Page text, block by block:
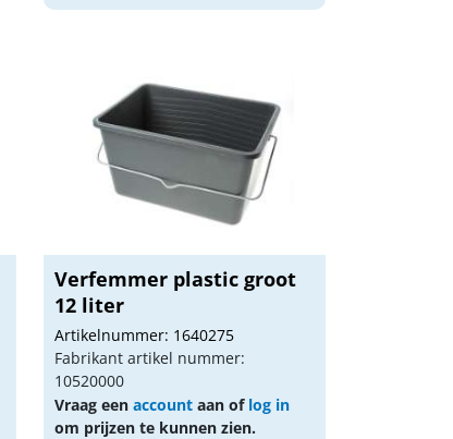
Verfemmer plastic groot
12 liter
Artikelnummer: 1640275
Fabrikant artikel nummer:
10520000
Vraag eenaccount aan of log in
om prijzen te kunnen zien.